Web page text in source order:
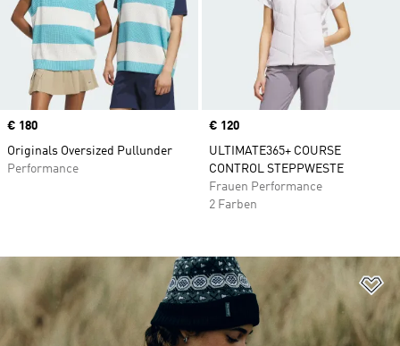
Price
€ 180
Originals Oversized Pullunder
Performance
Price
€ 120
ULTIMATE365+ COURSE
CONTROL STEPPWESTE
Frauen Performance
2 Farben